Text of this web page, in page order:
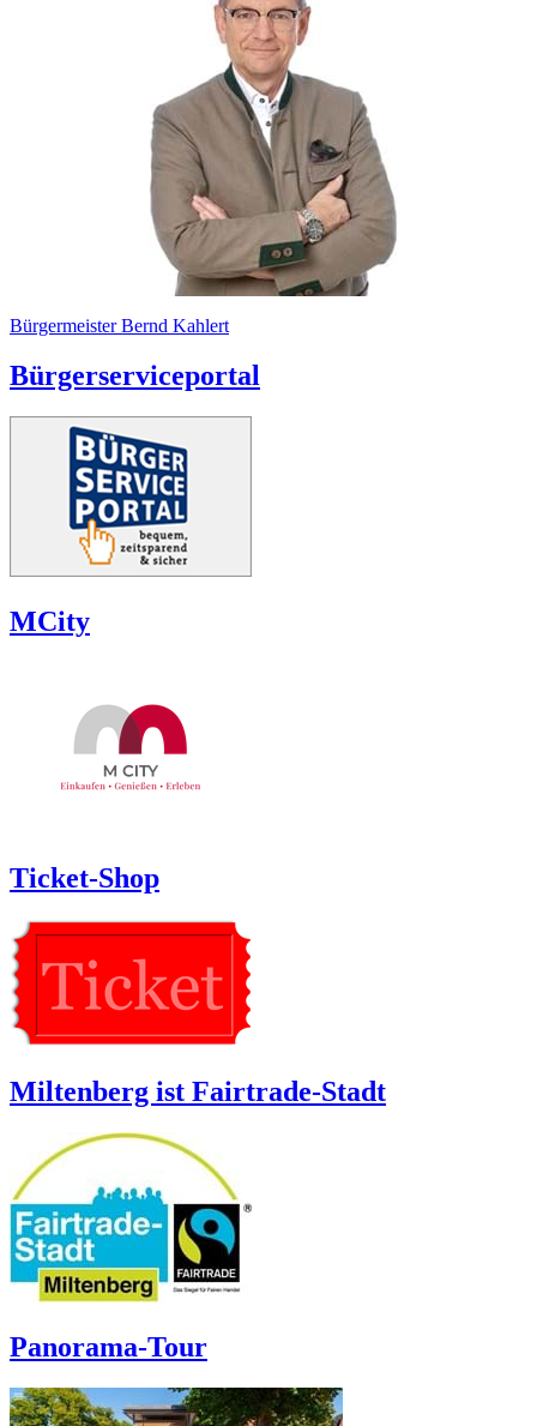
Bürgermeister Bernd Kahlert
Bürgerserviceportal
MCity
Ticket-Shop
Miltenberg ist Fairtrade-Stadt
Panorama-Tour